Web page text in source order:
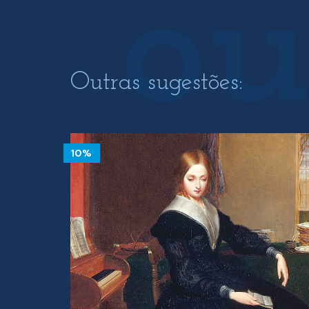
Outras sugestões:
10%